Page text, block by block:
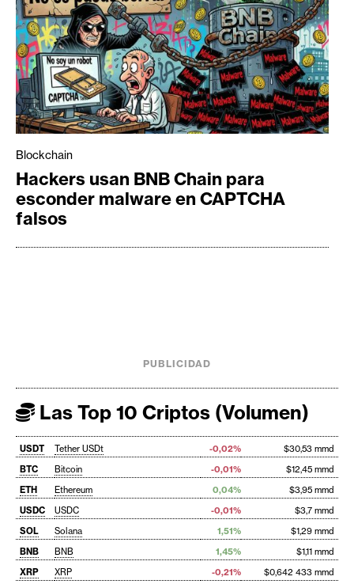
Blockchain
Hackers usan BNB Chain para
esconder malware en CAPTCHA
falsos
PUBLICIDAD
Las Top 10 Criptos (Volumen)
USDT Tether USDt -0,02%
$30,53 mmd
BTC
Bitcoin -0,01%
$12,45 mmd
ETH
Ethereum 0,04%
$3,95 mmd
USDC
USDC -0,01%
$3,7 mmd
SOL
Solana 1,51%
$1,29 mmd
BNB
BNB 1,45%
$1,11 mmd
XRP
XRP -0,21% $0,642 433 mmd